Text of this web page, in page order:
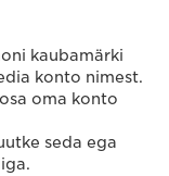
kaubamärki
konto nimest.
oma konto
seda ega